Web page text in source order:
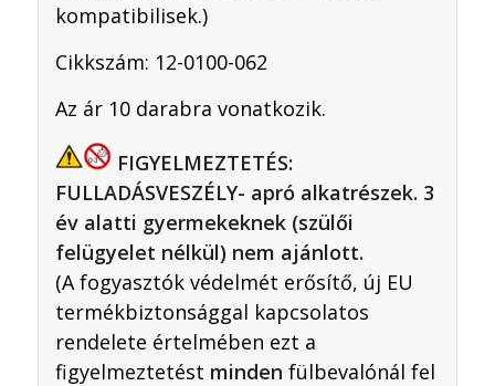
kompatibilisek.)
Cikkszám: 12-0100-062
Az ár 10 darabra vonatkozik.
FIGYELMEZTETÉS:
FULLADÁSVESZÉLY- apró alkatrészek. 3
év alatti gyermekeknek (szülői
felügyelet nélkül) nem ajánlott.
(A fogyasztók védelmét erősítő, új EU
termékbiztonsággal kapcsolatos
rendelete értelmében ezt a
figyelmeztetést minden fülbevalónál fel